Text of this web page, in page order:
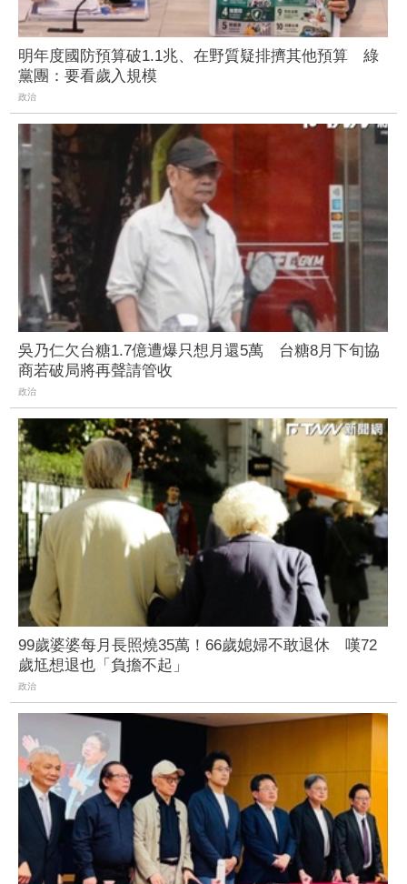
明年度國防預算破1.1兆、在野質疑排擠其他預算 綠
黨團：要看歲入規模
政治
吳乃仁欠台糖1.7億遭爆只想月還5萬 台糖8月下旬協
商若破局將再聲請管收
政治
99歲婆婆每月長照燒35萬！66歲媳婦不敢退休 嘆72
歲尪想退也「負擔不起」
政治